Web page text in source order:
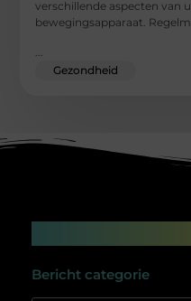
verschillende aspecten van
bewegingsapparaat.
Gezondheid
Bericht categorie